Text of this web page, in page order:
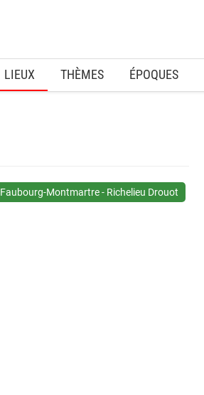
LIEUX THÈMES ÉPOQUES
Faubourg-Montmartre - Richelieu Drouot